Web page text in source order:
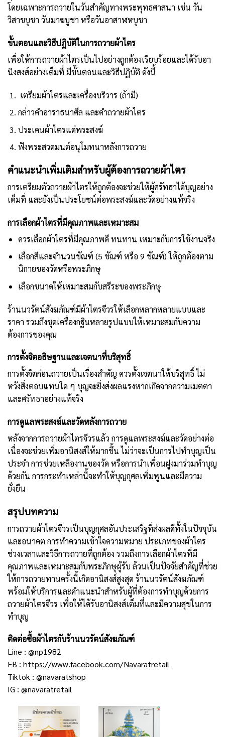
โดยเฉพาะการถวายในวันสำคัญทางพระพุทธศาสนา เช่น วัน
วิสาขบูชา วันมาฆบูชา หรือวันอาสาฬหบูชา
ขั้นตอนและวิธีปฏิบัติในการถวายผ้าไตร
เพื่อให้การถวายผ้าไตรเป็นไปอย่างถูกต้องเรียบร้อยและได้รับอา
นิงสงส์อย่างเต็มที่ มีขั้นตอนและวิธีปฏิบัติ ดังนี้
เตรียมผ้าไตรและเครื่องบริวาร (ถ้ามี)
กล่าวคำอาราธนาศีล และคำถวายผ้าไตร
ประเคนผ้าไตรแด่พระสงฆ์
ฟังพระสวดมนต์อนุโมทนาหลังการถวาย
คำแนะนำเพิ่มเติมสำหรับผู้ต้องการถวายผ้าไตร
การเตรียมตัวถวายผ้าไตรให้ถูกต้องจะช่วยให้ผู้ศรัทธาได้บุญอย่าง
เต็มที่ และยังเป็นประโยชน์ต่อพระสงฆ์และวัดอย่างแท้จริง
การเลือกผ้าไตรที่มีคุณภาพและเหมาะสม
ควรเลือกผ้าไตรที่มีคุณภาพดี ทนทาน เหมาะกับการใช้งานจริง
เลือกสีและจำนวนขัณฑ์ (5 ขัณฑ์ หรือ 9 ขัณฑ์)ให้ถูกต้องตาม
นิกายของวัดหรือพระภิกษุ
เลือกขนาดให้เหมาะสมกับสรีระของพระภิกษุ
ร้านนวรัตน์สังฆภัณฑ์มีผ้าไตรจีวรให้เลือกหลากหลายแบบและ
ราคา รวมถึงชุดเครื่องกฐินหลายรูปแบบให้เหมาะสมกับความ
ต้องการของคุณ
การตั้งจิตอธิษฐานและเจตนาที่บริสุทธิ์
การตั้งจิตก่อนถวายเป็นเรื่องสำคัญ ควรตั้งเจตนาให้บริสุทธิ์ ไม่
หวังสิ่งตอบแทนใด ๆ บุญจะยิ่งส่งผลแรงหากเกิดจากความเมตตา
และศรัทธาอย่างแท้จริง
การดูแลพระสงฆ์และวัดหลังการถวาย
หลังจากการถวายผ้าไตรจีวรแล้ว การดูแลพระสงฆ์และวัดอย่างต่อ
เนื่องจะช่วยเพิ่มอานิสงส์ให้มากขึ้น ไม่ว่าจะเป็นการไปทำบุญเป็น
ประจำ การช่วยเหลืองานของวัด หรือการนำเพื่อนฝูงมาร่วมทำบุญ
ด้วยกัน การกระทำเหล่านี้จะทำให้บุญกุศลเพิ่มพูนและมีความ
ยั่งยืน
สรุปบทความ
การถวายผ้าไตรจีวรเป็นบุญกุศลอันประเสริฐที่ส่งผลดีทั้งในปัจจุบัน
และอนาคต การทำความเข้าใจความหมาย ประเภทของผ้าไตร
ช่วงเวลาและวิธีการถวายที่ถูกต้อง รวมถึงการเลือกผ้าไตรที่มี
คุณภาพและเหมาะสมกับพระภิกษุผู้รับ ล้วนเป็นปัจจัยสำคัญที่ช่วย
ให้การถวายทานครั้งนี้เกิดอานิสงส์สูงสุด ร้านนวรัตน์สังฆภัณฑ์
พร้อมให้บริการและคำแนะนำสำหรับผู้ที่ต้องการทำบุญด้วยการ
ถวายผ้าไตรจีวร เพื่อให้ได้รับอานิสงส์เต็มที่และมีความสุขในการ
ทำบุญ
ติดต่อซื้อผ้าไตรกับร้านนวรัตน์สังฆภัณฑ์
Line : @np1982
FB : https://www.facebook.com/Navaratretail
Tiktok : @navaratshop
IG : @navaratretail